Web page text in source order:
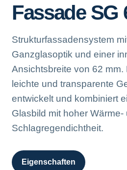
Fassade SG
Strukturfassadensystem
Ganzglasoptik und einer
Ansichtsbreite von 62 mm.
leichte und transparente
entwickelt und kombiniert
Glasbild mit hoher Wärme-
Schlagregendichtheit.
Eigenschaften